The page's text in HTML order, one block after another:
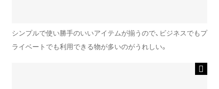
シンプルで使い勝手のいいアイテムが揃うので、ビジネスでもプ
ライベートでも利用できる物が多いのがうれしい。